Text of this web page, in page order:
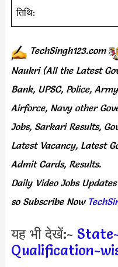
तिथि:
TechSingh123.com
Naukri (All the Latest
Bank, UPSC, Police,
Airforce, Navy other
Jobs, Sarkari Results,
Latest Vacancy, Latest
Admit Cards, Results.
Daily Video Jobs Updates
so Subscribe Now
यह भी देखें:-
Qualification-